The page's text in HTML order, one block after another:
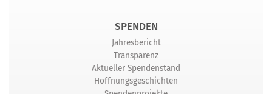
SPENDEN
Jahresbericht
Transparenz
Aktueller Spendenstand
Hoffnungsgeschichten